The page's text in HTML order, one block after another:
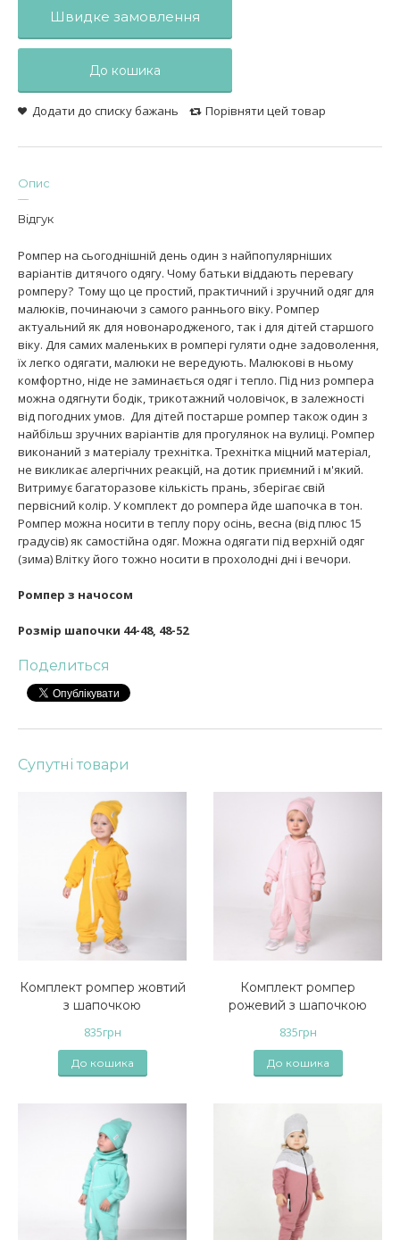
Швидке замовлення
До кошика
Додати до списку бажань Порівняти цей товар
Опис
Відгук
Ромпер на сьогоднішній день один з найпопулярніших
варіантів дитячого одягу. Чому батьки віддають перевагу
ромперу? Тому що це простий, практичний і зручний одяг для
малюків, починаючи з самого раннього віку. Ромпер
актуальний як для новонародженого, так і для дітей старшого
віку. Для самих маленьких в ромпері гуляти одне задоволення,
їх легко одягати, малюки не вередують. Малюкові в ньому
комфортно, ніде не заминається одяг і тепло. Під низ ромпера
можна одягнути бодік, трикотажний чоловічок, в залежності
від погодних умов. Для дітей постарше ромпер також один з
найбільш зручних варіантів для прогулянок на вулиці. Ромпер
виконаний з матеріалу трехнітка. Трехнітка міцний матеріал,
не викликає алергічних реакцій, на дотик приємний і м'який.
Витримує багаторазове кількість прань, зберігає свій
первісний колір. У комплект до ромпера йде шапочка в тон.
Ромпер можна носити в теплу пору осінь, весна (від плюс 15
градусів) як самостійна одяг. Можна одягати під верхній одяг
(зима) Влітку його тожно носити в прохолодні дні і вечори.
Ромпер з начосом
Розмір шапочки 44-48, 48-52
Поделиться
Супутні товари
Комплект ромпер жовтий
з шапочкою
835грн
До кошика
Комплект ромпер
рожевий з шапочкою
835грн
До кошика